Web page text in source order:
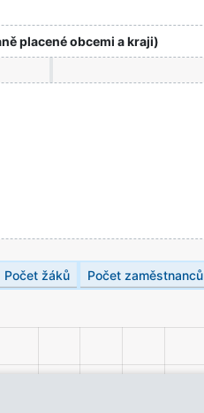
placené obcemi a kraji)
Počet žáků Počet zaměstnanců